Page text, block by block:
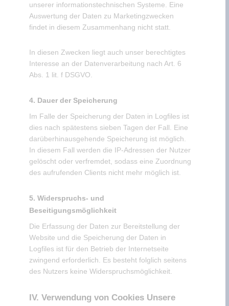
unserer informationstechnischen Systeme. Eine
Auswertung der Daten zu Marketingzwecken
findet in diesem Zusammenhang nicht statt.
In diesen Zwecken liegt auch unser berechtigtes
Interesse an der Datenverarbeitung nach Art. 6
Abs. 1 lit. f DSGVO.
4. Dauer der Speicherung
Im Falle der Speicherung der Daten in Logfiles ist
dies nach spätestens sieben Tagen der Fall. Eine
darüberhinausgehende Speicherung ist möglich.
In diesem Fall werden die IP-Adressen der Nutzer
gelöscht oder verfremdet, sodass eine Zuordnung
des aufrufenden Clients nicht mehr möglich ist.
5. Widerspruchs- und
Beseitigungsmöglichkeit
Die Erfassung der Daten zur Bereitstellung der
Website und die Speicherung der Daten in
Logfiles ist für den Betrieb der Internetseite
zwingend erforderlich. Es besteht folglich seitens
des Nutzers keine Widerspruchsmöglichkeit.
IV. Verwendung von Cookies Unsere